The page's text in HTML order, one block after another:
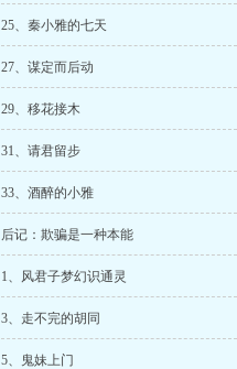
25、秦小雅的七天
27、谋定而后动
29、移花接木
31、请君留步
33、酒醉的小雅
后记：欺骗是一种本能
1、风君子梦幻识通灵
3、走不完的胡同
5、鬼妹上门